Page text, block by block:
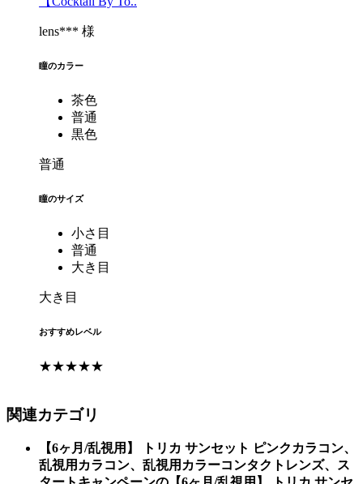
lens*** 様
瞳のカラー
茶色
普通
黒色
普通
瞳のサイズ
小さ目
普通
大き目
大き目
おすすめレベル
★★★★★
関連カテゴリ
【6ヶ月/乱視用】 トリカ サンセット ピンクカラコン、
乱視用カラコン、乱視用カラーコンタクトレンズ、ス